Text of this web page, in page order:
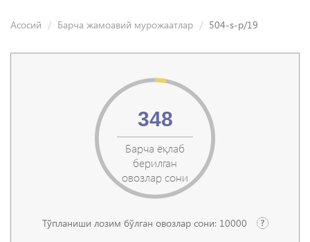
Асосий Барча жамоавий мурожаатлар 504-s-p/19
Барча ёқлаб
берилган
овозлар сони
348
Тўпланиши лозим бўлган овозлар сони: 10000